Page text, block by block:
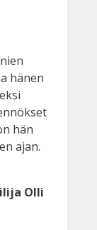
hänen
hän
ajan.
Olli